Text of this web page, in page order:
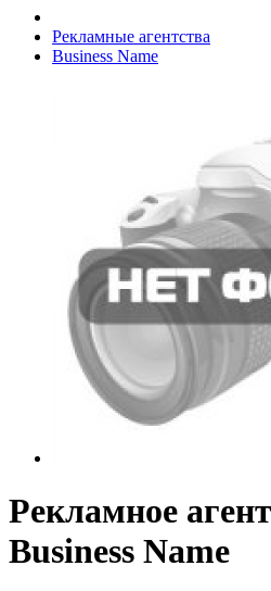
Рекламные агентства
Business Name
Рекламное
Business Name